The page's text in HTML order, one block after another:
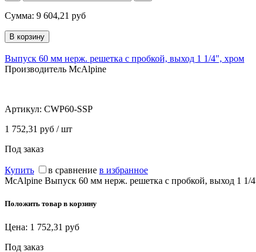
Сумма: 9 604,21 руб
Выпуск 60 мм нерж. решетка с пробкой, выход 1 1/4", хром
Производитель McAlpine
Артикул: CWP60-SSP
1 752,31 руб / шт
Под заказ
Купить в сравнение в избранное
McAlpine Выпуск 60 мм нерж. решетка с пробкой, выход 1 1/
Положить товар в корзину
Цена: 1 752,31 руб
Под заказ